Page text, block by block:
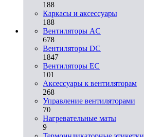
188
Каркасы и аксессуары
188
Вентиляторы AC
678
Вентиляторы DC
1847
Вентиляторы EC
101
Аксессуары к вентиляторам
268
Управление вентиляторами
70
Нагревательные маты
9